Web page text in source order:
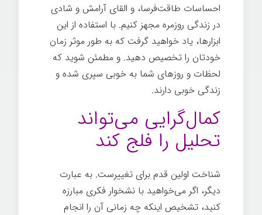
احساسات طاقت‌فرسا، و القای آرامش و شادی
در زندگی روزمره مجهز کنیم. با استفاده از این
ابزارها، یاد خواهید گرفت که به طور موثر زمان
خودتان را تخصیص دهید. و مطمئن شوید که
لحظات و روزهای شما به خوبی سپری شده و
زندگی خوبی دارند.
کمال‌گرایی می‌تواند
تحلیل را فلج کند
شناخت اولین قدم برای تغییرست. به عبارت
دیگر، اگر می‌خواهید با نشخوار فکری مبارزه
کنید، تشخیص اینکه چه زمانی آن را انجام